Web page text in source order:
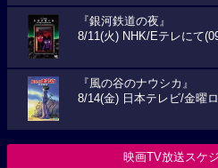
『銀河鉄道の夜』
8/11(火) NHK/Eテレにて
『風の谷のナウシカ』
8/14(金) 日本テレビ/金曜
映画TV放送スケ